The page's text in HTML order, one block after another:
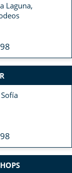
Laguna,